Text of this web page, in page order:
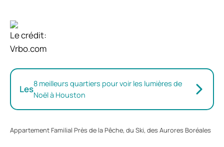
Le crédit:
Vrbo.com
Les8 meilleurs quartiers pour voir les lumières de
Noël à Houston
Appartement Familial Près de la Pêche, du Ski, des Aurores Boréales